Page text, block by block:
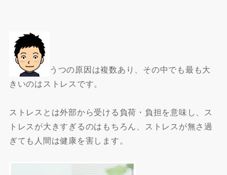
うつの原因は複数あり、その中でも最も大
きいのはストレスです。
ストレスとは外部から受ける負荷・負担を意味し、ス
トレスが大きすぎるのはもちろん、ストレスが無さ過
ぎても人間は健康を害します。